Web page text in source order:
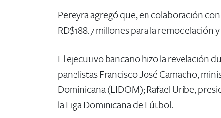
Pereyra agregó que, en colaboración
RD$188.7 millones para la
El ejecutivo bancario hizo la revelación
panelistas Francisco José Camacho,
Dominicana (LIDOM); Rafael Uribe,
la Liga Dominicana de Fútbol.